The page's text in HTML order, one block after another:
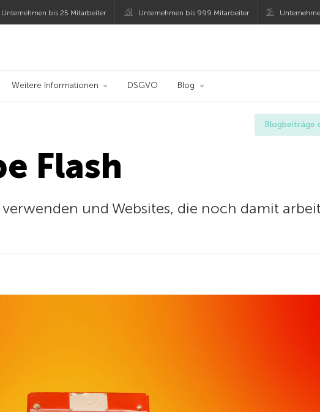
Unternehmen bis 25 Mitarbeiter Unternehmen bis 999 Mitarbeiter
Weitere Informationen DSGVO Blog
Flash
und Websites, die noch damit